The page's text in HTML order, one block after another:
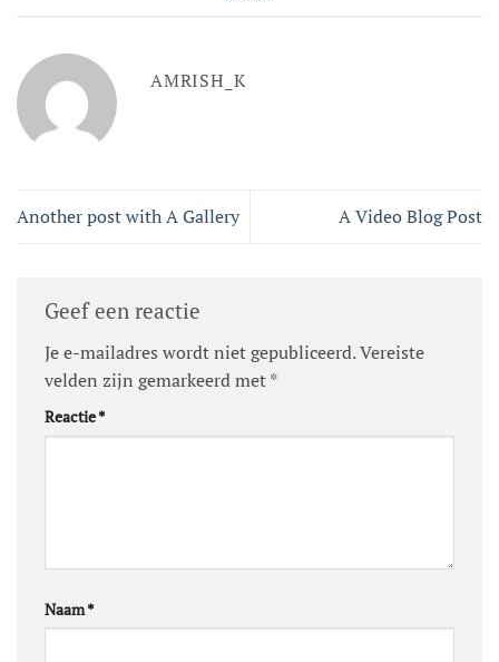
AMRISH_K
Another post with A Gallery A Video Blog Post
Geef een reactie
Je e-mailadres wordt niet gepubliceerd.Vereiste
velden zijn gemarkeerd met*
Reactie*
Naam*